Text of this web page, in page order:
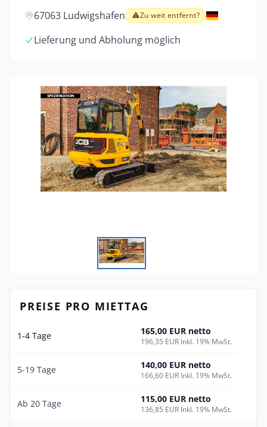
67063 Ludwigshafen Zu weit entfernt?
Lieferung und Abholung möglich
PREISE PRO MIETTAG
1-4 Tage 165,00 EUR netto
196,35 EUR Inkl. 19% MwSt.
5-19 Tage 140,00 EUR netto
166,60 EUR Inkl. 19% MwSt.
Ab 20 Tage 115,00 EUR netto
136,85 EUR Inkl. 19% MwSt.